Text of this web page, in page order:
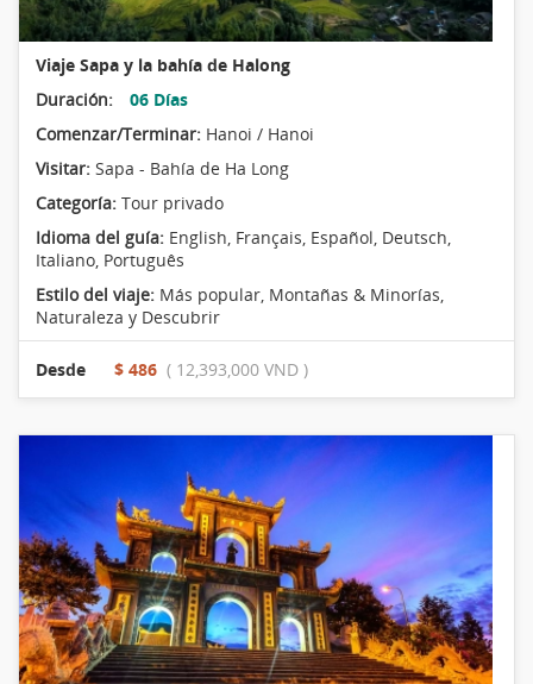
Viaje Sapa y la bahía de Halong
Duración:
06 Días
Comenzar/Terminar: Hanoi / Hanoi
Visitar: Sapa - Bahía de Ha Long
Categoría: Tour privado
Idioma del guía: English, Français, Español, Deutsch,
Italiano, Português
Estilo del viaje: Más popular, Montañas & Minorías,
Naturaleza y Descubrir
Desde $ 486 ( 12,393,000 VND )